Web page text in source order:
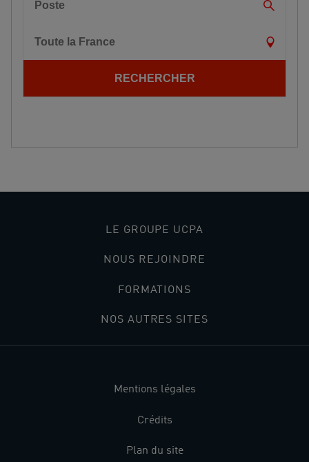
Poste
Toute la France
RECHERCHER
LE GROUPE UCPA
NOUS REJOINDRE
FORMATIONS
NOS AUTRES SITES
Mentions légales
Crédits
Plan du site